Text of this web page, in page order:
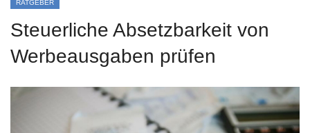
RATGEBER
Steuerliche Absetzbarkeit von
Werbeausgaben prüfen